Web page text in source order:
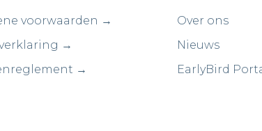
voorwaarden →
→
→
Over ons
Nieuws
EarlyBird